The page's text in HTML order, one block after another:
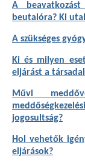
A beavatkozást
beutalóra? Ki
A szükséges
Ki és milyen
eljárást a
Művi
jogosultság?
Hol vehetők
eljárások?